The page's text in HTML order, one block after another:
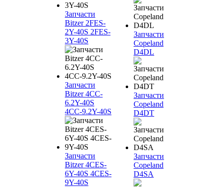
Запчасти
Bitzer 2FES-
2Y-40S 2FES-
3Y-40S
Запчасти
Bitzer 4CC-
6.2Y-40S
4CC-9.2Y-40S
Запчасти
Bitzer 4CES-
6Y-40S 4CES-
9Y-40S
Запчасти
Copeland
D4DL
Запчасти
Copeland
D4DT
Запчасти
Copeland
D4SA